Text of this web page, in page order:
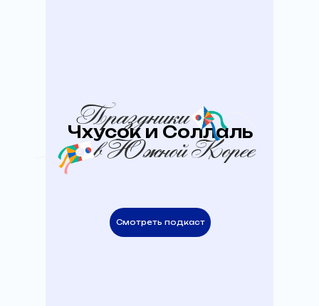
Праздники
Чхусок и Соллаль
в Южной Корее
Смотреть подкаст